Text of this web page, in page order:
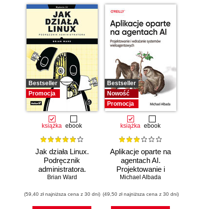
Bestseller
Promocja
książka ebook
Jak działa Linux.
Podręcznik
administratora.
Wydanie III
Brian Ward
(59,40 zł najniższa cena z 30 dni)
Bestseller
Nowość
Promocja
książka ebook
Aplikacje oparte na
agentach AI.
Projektowanie i
wdrażanie
wieloagentowych
Michael Albada
(49,50 zł najniższa cena z 30 dni)